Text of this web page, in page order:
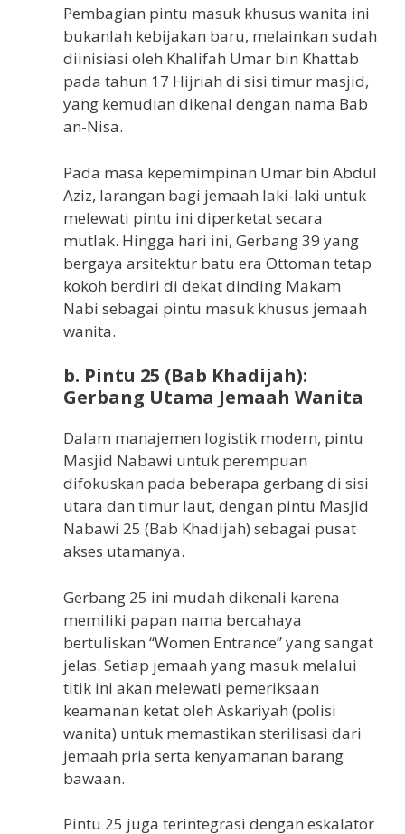
Pembagian pintu masuk khusus wanita ini
bukanlah kebijakan baru, melainkan sudah
diinisiasi oleh Khalifah Umar bin Khattab
pada tahun 17 Hijriah di sisi timur masjid,
yang kemudian dikenal dengan nama Bab
an-Nisa.
Pada masa kepemimpinan Umar bin Abdul
Aziz, larangan bagi jemaah laki-laki untuk
melewati pintu ini diperketat secara
mutlak. Hingga hari ini, Gerbang 39 yang
bergaya arsitektur batu era Ottoman tetap
kokoh berdiri di dekat dinding Makam
Nabi sebagai pintu masuk khusus jemaah
wanita.
b. Pintu 25 (Bab Khadijah):
Gerbang Utama Jemaah Wanita
Dalam manajemen logistik modern, pintu
Masjid Nabawi untuk perempuan
difokuskan pada beberapa gerbang di sisi
utara dan timur laut, dengan pintu Masjid
Nabawi 25 (Bab Khadijah) sebagai pusat
akses utamanya.
Gerbang 25 ini mudah dikenali karena
memiliki papan nama bercahaya
bertuliskan “Women Entrance” yang sangat
jelas. Setiap jemaah yang masuk melalui
titik ini akan melewati pemeriksaan
keamanan ketat oleh Askariyah (polisi
wanita) untuk memastikan sterilisasi dari
jemaah pria serta kenyamanan barang
bawaan.
Pintu 25 juga terintegrasi dengan eskalator